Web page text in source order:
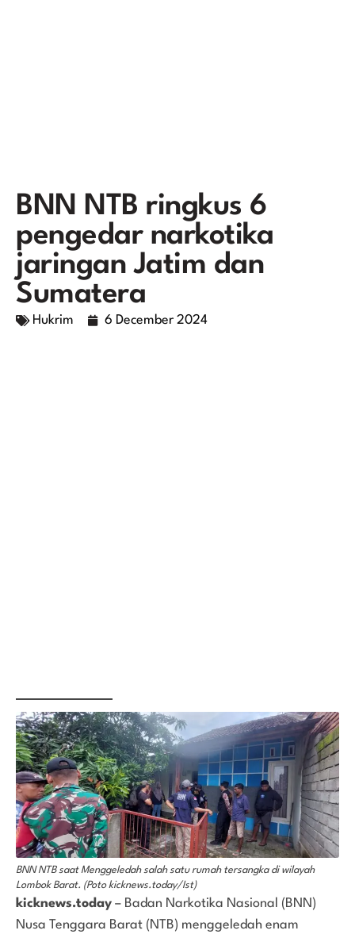
BNN NTB ringkus 6
pengedar narkotika
jaringan Jatim dan
Sumatera
Hukrim 6 December 2024
BNN NTB saat Menggeledah salah satu rumah tersangka di wilayah
Lombok Barat. (Poto kicknews.today/Ist)
kicknews.today – Badan Narkotika Nasional (BNN)
Nusa Tenggara Barat (NTB) menggeledah enam